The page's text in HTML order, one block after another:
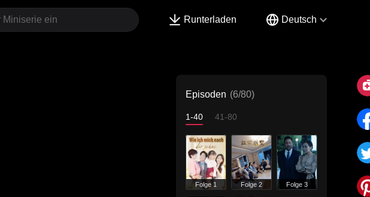
Runterladen Deutsch
Episoden (6/80)
1-40 41-80
Folge 1 Folge 2 Folge 3